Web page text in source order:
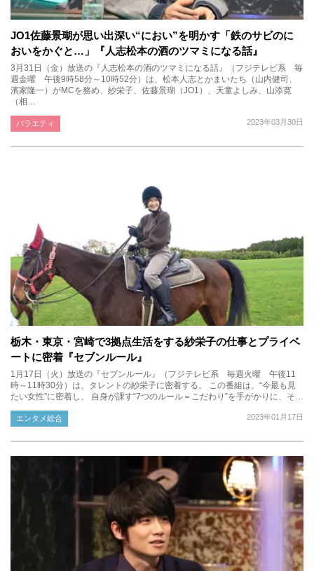
JO1佐藤景瑚が思い出深い“におい”を明かす「鉄のサビのに
おいをかぐと…」『人志松本の酒のツマミになる話』
3月31日（金）放送の『人志松本の酒のツマミになる話』（フジテレビ系 毎
週金曜 午後9時58分～10時52分）は、松本人志とかまいたち（山内健司、
濱家隆一）がMCを務め、紗栄子、佐藤景瑚（JO1）、天童よしみ、山添寛
（相…
2023年03月30日
バラエティ
栃木・東京・宮崎で3拠点生活をする紗栄子の仕事とプライベ
ートに密着『セブンルール』
1月17日（火）放送の『セブンルール』（フジテレビ系 毎週火曜 午後11
時～11時30分）は、タレントの紗栄子に密着する。 この番組は、“今最も見
たい女性”に密着し、 自身が課す“7つのルール＝こだわり”を手がかりに、そ…
2023年01月17日
エンタメ総合